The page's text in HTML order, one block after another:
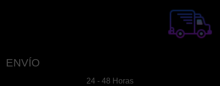
ENVÍO
24 - 48 Horas